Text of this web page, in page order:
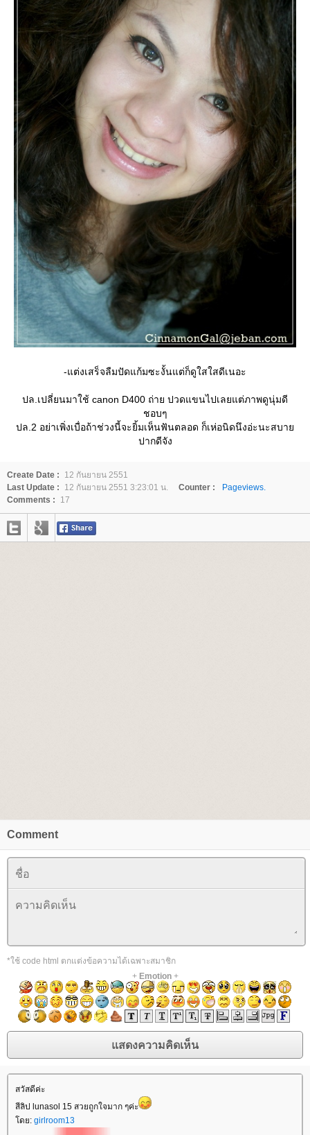
-แต่งเสร็จลืมปัดแก้มซะงั้นแต่ก็ดูใสใสดีเนอะ
ปล.เปลี่ยนมาใช้ canon D400 ถ่าย ปวดแขนไปเลยแต่ภาพดูนุ่มดี
ชอบๆ
ปล.2 อย่าเพิ่งเบื่อถ้าช่วงนี้จะยิ้มเห็นฟันตลอด ก็เห่อนิดนึงอ่ะนะสบา
ปากดีจัง
Create Date :
12 กันยายน 2551
Last Update :
12 กันยายน 2551 3:23:01 น. Counter :
Pageviews.
Comments :
17
Comment
*ใช้ code html ตกแต่งข้อความได้เฉพาะสมาชิก
+ Emotion+
สวัสดีค่ะ
สีลิป lunasol 15 สวยถูกใจมาก ๆค่ะ
ดย: girlroom13